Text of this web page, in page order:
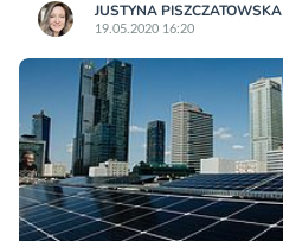
JUSTYNA PISZCZATOWSKA
19.05.2020 16:20